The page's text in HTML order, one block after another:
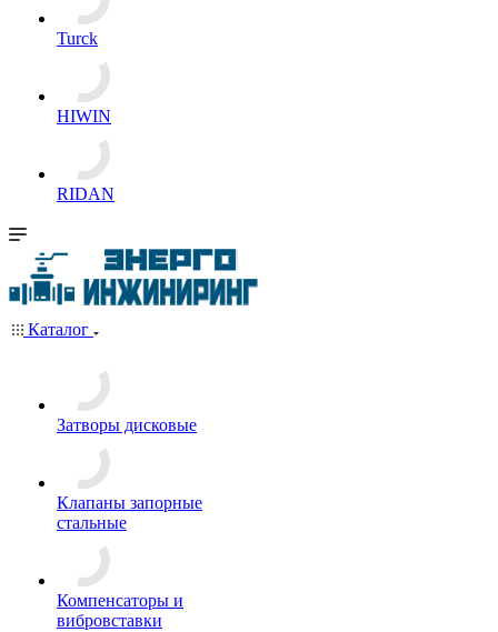
Turck
HIWIN
RIDAN
Каталог
Затворы дисковые
Клапаны запорные
стальные
Компенсаторы и
вибровставки